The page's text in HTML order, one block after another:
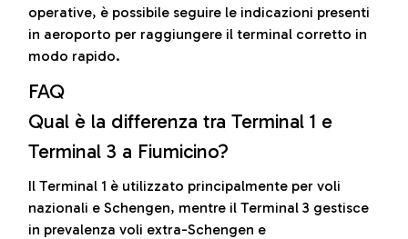
operative, è possibile seguire le indicazioni presenti
in aeroporto per raggiungere il terminal corretto in
modo rapido.
FAQ
Qual è la differenza tra Terminal 1 e
Terminal 3 a Fiumicino?
Il Terminal 1 è utilizzato principalmente per voli
nazionali e Schengen, mentre il Terminal 3 gestisce
in prevalenza voli extra-Schengen e